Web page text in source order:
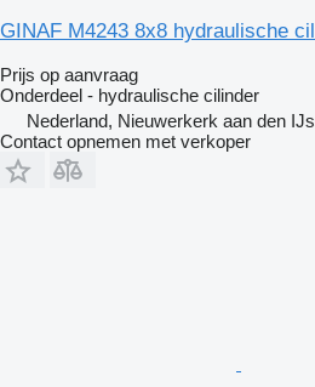
GINAF M4243 8x8 hydraulische
Prijs op aanvraag
Onderdeel - hydraulische cilinder
Nederland, Nieuwerkerk aan den
Contact opnemen met verkoper